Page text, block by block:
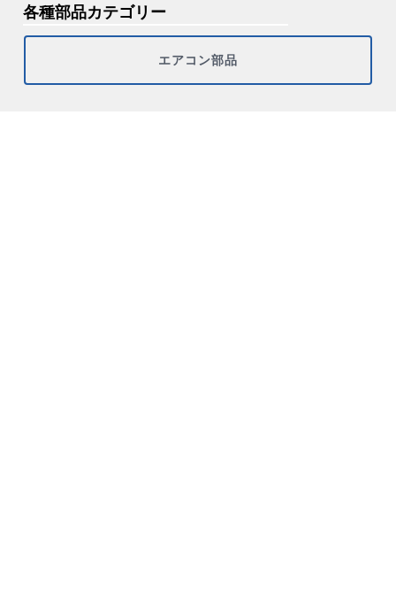
各種部品カテゴリー
エアコン部品